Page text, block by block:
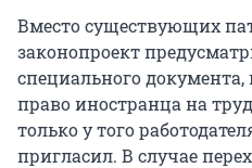
Вместо существующих
законопроект
специального
право иностранца на
только у того
пригласил. В случае